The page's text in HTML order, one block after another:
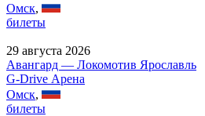
Омск,
билеты
29 августа 2026
Авангард — Локомотив Ярославль
G-Drive Арена
Омск,
билеты